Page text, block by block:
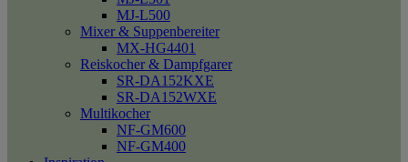
MJ-L500
Mixer & Suppenbereiter
MX-HG4401
Reiskocher & Dampfgarer
SR-DA152KXE
SR-DA152WXE
Multikocher
NF-GM600
NF-GM400